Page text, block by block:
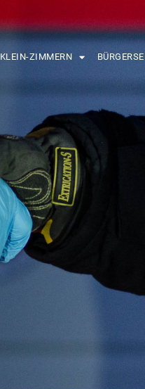
KLEIN-ZIMMERN